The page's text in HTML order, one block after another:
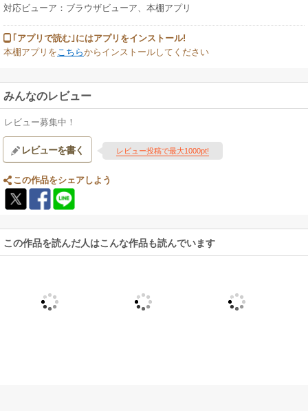
対応ビューア：ブラウザビューア、本棚アプリ
｢アプリで読む｣にはアプリをインストール!
本棚アプリをこちらからインストールしてください
みんなのレビュー
レビュー募集中！
レビューを書く レビュー投稿で最大1000pt!
この作品をシェアしよう
この作品を読んだ人はこんな作品も読んでいます